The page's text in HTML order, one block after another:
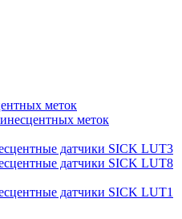
меток
меток
датчики SICK LUT3
датчики SICK LUT8
датчики SICK LUT1